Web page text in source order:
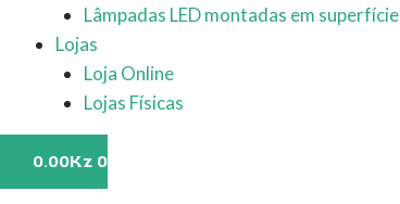
Lâmpadas LED montadas em superfície
Lojas
Loja Online
Lojas Físicas
0.00Kz 0